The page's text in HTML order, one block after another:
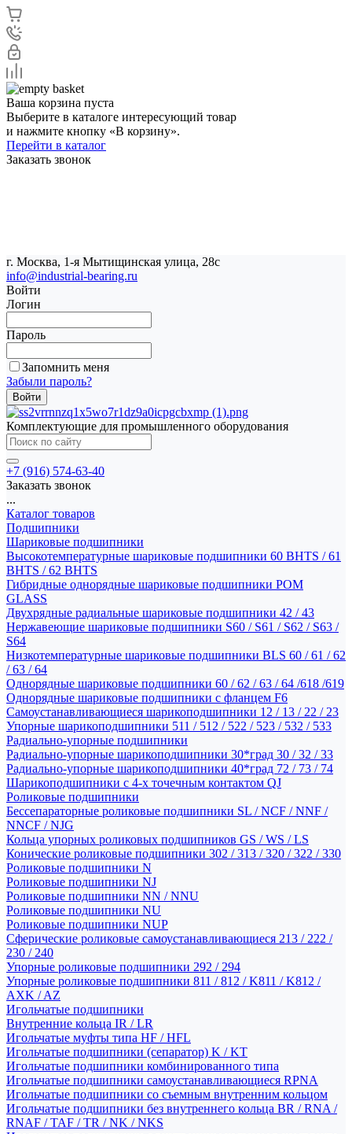
Ваша корзина пуста
Выберите в каталоге интересующий товар
и нажмите кнопку «В корзину».
Перейти в каталог
Заказать звонок
г. Москва, 1-я Мытищинская улица, 28с
info@industrial-bearing.ru
Войти
Логин
Пароль
Запомнить меня
Забыли пароль?
Комплектующие для промышленного оборудования
+7 (916) 574-63-40
Заказать звонок
...
Каталог товаров
Подшипники
Шариковые подшипники
Высокотемпературные шариковые подшипники 60 BHTS / 61
BHTS / 62 BHTS
Гибридные однорядные шариковые подшипники POM
GLASS
Двухрядные радиальные шариковые подшипники 42 / 43
Нержавеющие шариковые подшипники S60 / S61 / S62 / S63 /
S64
Низкотемпературные шариковые подшипники BLS 60 / 61 / 62
/ 63 / 64
Однорядные шариковые подшипники 60 / 62 / 63 / 64 /618 /619
Однорядные шариковые подшипники с фланцем F6
Самоустанавливающиеся шарикоподшипники 12 / 13 / 22 / 23
Упорные шарикоподшипники 511 / 512 / 522 / 523 / 532 / 533
Радиально-упорные подшипники
Радиально-упорные шарикоподшипники 30*град 30 / 32 / 33
Радиально-упорные шарикоподшипники 40*град 72 / 73 / 74
Шарикоподшипники с 4-х точечным контактом QJ
Роликовые подшипники
Бессепараторные роликовые подшипники SL / NCF / NNF /
NNCF / NJG
Кольца упорных роликовых подшипников GS / WS / LS
Конические роликовые подшипники 302 / 313 / 320 / 322 / 330
Роликовые подшипники N
Роликовые подшипники NJ
Роликовые подшипники NN / NNU
Роликовые подшипники NU
Роликовые подшипники NUP
Сферические роликовые самоустанавливающиеся 213 / 222 /
230 / 240
Упорные роликовые подшипники 292 / 294
Упорные роликовые подшипники 811 / 812 / K811 / K812 /
AXK / AZ
Игольчатые подшипники
Внутренние кольца IR / LR
Игольчатые муфты типа HF / HFL
Игольчатые подшипники (сепаратор) K / KT
Игольчатые подшипники комбинированного типа
Игольчатые подшипники самоустанавливающиеся RPNA
Игольчатые подшипники со съемным внутренним кольцом
Игольчатые подшипники без внутреннего кольца BR / RNA /
RNAF / TAF / TR / NK / NKS